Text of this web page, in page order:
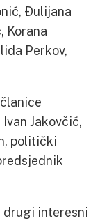
Đulijana
Korana
Perkov,
Jakovčić,
politički
drugi interesni